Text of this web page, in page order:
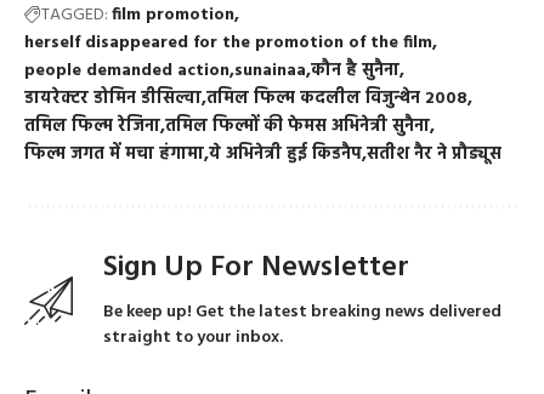
TAGGED:film promotion
herself disappeared for the promotion of the film
people demanded action sunainaa कौन है सुनैना
डायरेक्टर डोमिन डीसिल्वातमिल फिल्म कदलील विजुन्थेन 2008
तमिल फिल्म रेजिनातमिल फिल्मों की फेमस अभिनेत्री सुनैना
फिल्म जगत में मचा हंगामाये अभिनेत्री हुई किडनैपसतीश नैर ने प्रौड्यूस
Sign Up For Newsletter
Be keep up! Get the latest breaking news delivered
straight to your inbox.